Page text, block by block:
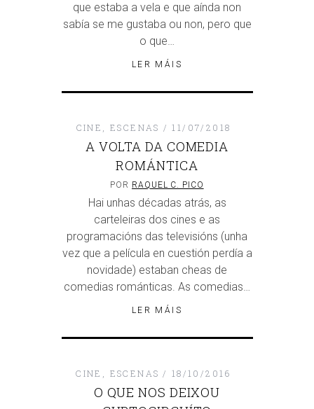
que estaba a vela e que aínda non
sabía se me gustaba ou non, pero que
o que…
LER MÁIS
CINE ,ESCENAS 11/07/2018
A VOLTA DA COMEDIA
ROMÁNTICA
POR RAQUEL C. PICO
Hai unhas décadas atrás, as
carteleiras dos cines e as
programacións das televisións (unha
vez que a película en cuestión perdía a
novidade) estaban cheas de
comedias románticas. As comedias…
LER MÁIS
CINE , ESCENAS 18/10/2016
O QUE NOS DEIXOU